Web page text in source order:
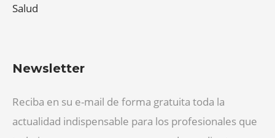
Salud
Newsletter
Reciba en su e-mail de forma gratuita toda la
actualidad indispensable para los profesionales que